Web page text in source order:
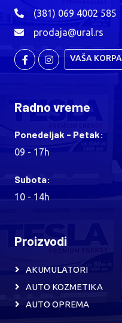
(381) 069 4002 585
prodaja@ural.rs
VAŠA KORPA
Radno vreme
Ponedeljak - Petak:
09 - 17h
Subota:
10 - 14h
Proizvodi
AKUMULATORI
AUTO KOZMETIKA
AUTO OPREMA